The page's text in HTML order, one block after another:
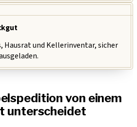
Hausrat und Kellerinventar, sicher
von einem
unterscheidet